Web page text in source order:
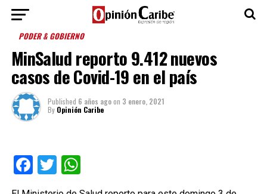
PODER & GOBIERNO
MinSalud reporto 9.412 nuevos
casos de Covid-19 en el país
Published 6 años agoon 3 enero, 2021
By Opinión Caribe
Facebook
TwitterWhatsApp